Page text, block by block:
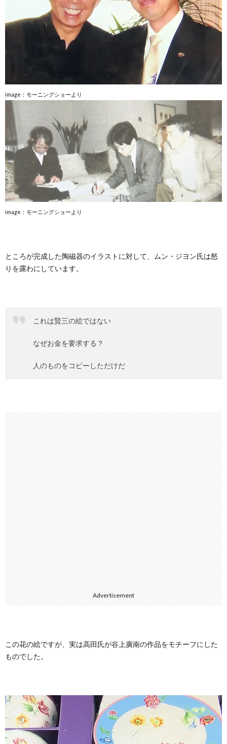
image：モーニングショーより
image：モーニングショーより
ところが完成した陶磁器のイラストに対して、ムン・ジヨン氏は怒
りを露わにしています。
これは賢三の絵ではない
なぜお金を要求する？
人のものをコピーしただけだ
Advertisement
この花の絵ですが、実は高田氏が谷上廣南の作品をモチーフにした
ものでした。